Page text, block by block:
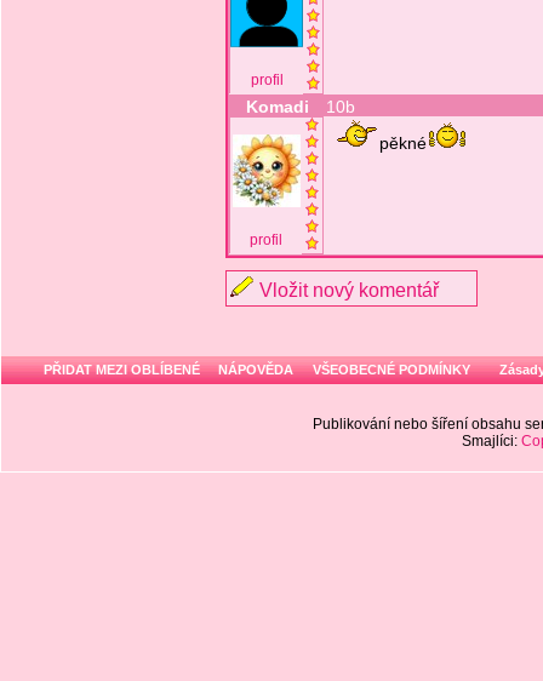
profil
Komadi 10b
profil
pěkné
Vložit nový komentář
PŘIDAT MEZI OBLÍBENÉ NÁPOVĚDA VŠEOBECNÉ PODMÍNKY
Publikování nebo šíření obsahu
Smajlíci: